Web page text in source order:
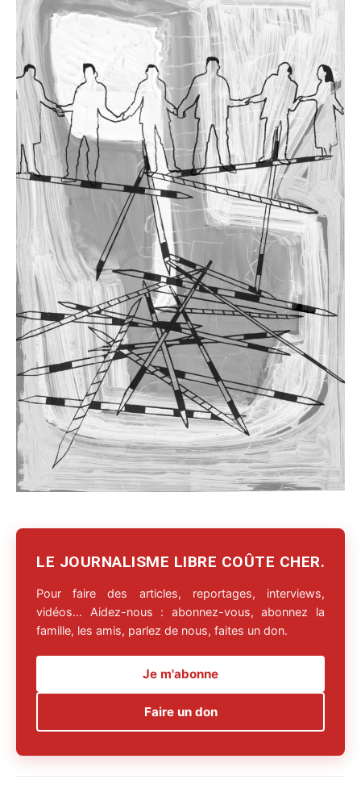
LE JOURNALISME LIBRE COÛTE CHER.
Pour faire des articles, reportages, interviews,
vidéos… Aidez-nous : abonnez-vous, abonnez la
famille, les amis, parlez de nous, faites un don.
Je m'abonne
Faire un don